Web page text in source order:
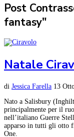
Post
fantasy"
Natale
di Jessica Farella 13
Nato a Salisbury
principalmente per il
nell’italiano Guerre
apparso in tutti gli otto
One.